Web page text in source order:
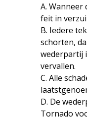
A.
feit in
B. Iedere
schorten,
wederpartij
vervallen.
C. Alle
D. De
Tornado